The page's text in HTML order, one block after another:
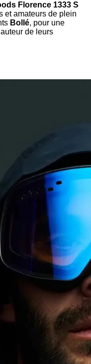
Florence 1333 S
et amateurs de plein
Bollé, pour une
de leurs